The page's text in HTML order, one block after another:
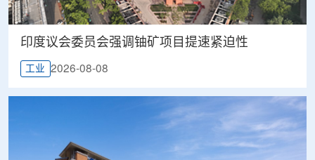
印度议会委员会强调铀矿项目提速紧迫性
工业 2026-08-08